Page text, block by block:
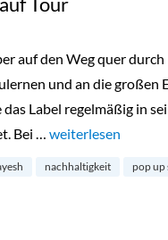
auf den Weg quer
und an die großen
Label regelmäßig in
Bei … „lala Berlin begibt
weiterlesen
nachhaltigkeit
pop up